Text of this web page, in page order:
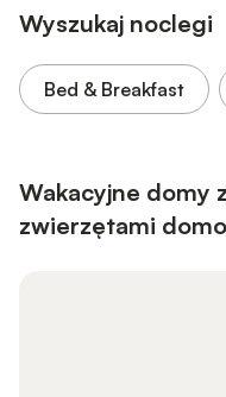
Wyszukaj noclegi
Bed & Breakfast
Wakacyjne domy
zwierzętami